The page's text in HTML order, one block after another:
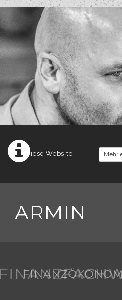
ARMIN
SCHMIDT
FINANZÖKONOM
Diese Website
setzt Cookies ein.
Durch weiteres
Mehr